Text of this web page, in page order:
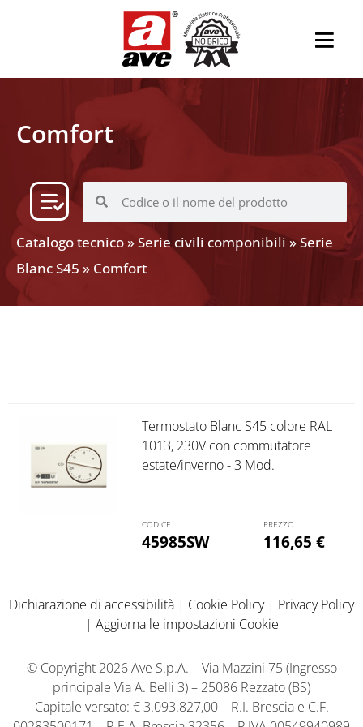
Comfort
Catalogo tecnico »Serie civili componibili»Serie
Blanc S45 » Comfort
45985SW
Termostato Blanc S45 colore RAL
1013, 230V con commutatore
estate/inverno - 3 Mod.
116,65 €
Dichiarazione di accessibilità | Cookie Policy| Privacy Policy
| Aggiorna le impostazioni Cookie
© Copyright 2026 Ave S.p.A. – Via Mazzini 75 (Ingresso
principale Via A. Belli 3) – 25086 Rezzato (BS)
Capitale versato: € 3.093.827,00 – R.I. Brescia e C.F.